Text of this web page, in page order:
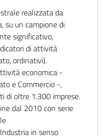
realizzata da
su un campione di
significativo,
di attività
ordinativi).
economica -
e Commercio -,
di oltre 1.300 imprese.
dal 2010 con serie
in senso